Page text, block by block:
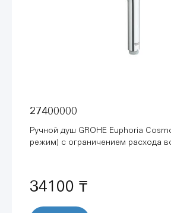
27400000
Ручной душ GROHE Euphoria
режим) с ограничением расхода
34100 ₸